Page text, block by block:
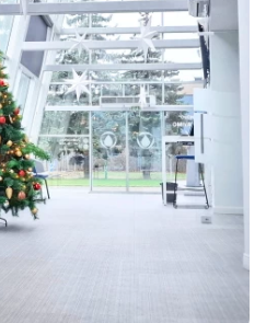
paslaugos
neteismine tvarka
tinklus iki sklypo ribos
paslaugos verslui
apskaita
zonos